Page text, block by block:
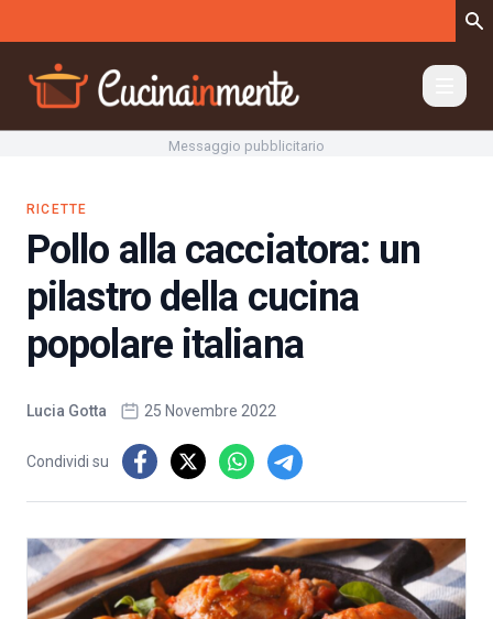
Messaggio pubblicitario
RICETTE
Pollo alla cacciatora: un
pilastro della cucina
popolare italiana
Lucia Gotta 25 Novembre 2022
Condividi su